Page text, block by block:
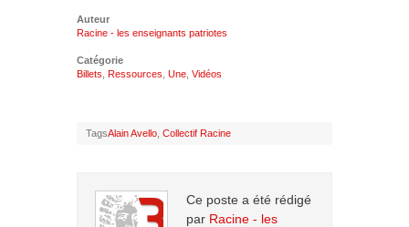
Auteur
Racine - les enseignants patriotes
Catégorie
Billets Ressources Une Vidéos
TagsAlain Avello Collectif Racine
Ce poste a été rédigé
par Racine - les